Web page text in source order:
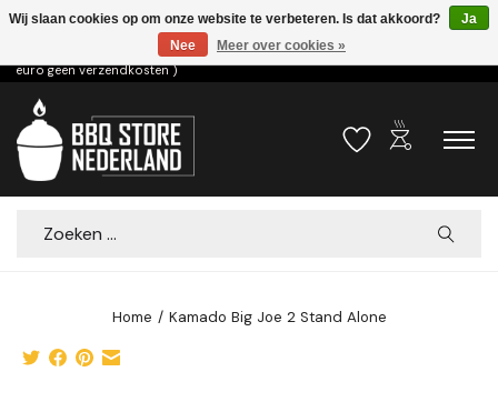
Voor 15.00u besteld dezelfde dag verzonden! ( 6,95 verzendkosten, vanaf 75
euro geen verzendkosten )
Verlanglijst
outdoor_grill
Zoeken
Home / Kamado Big Joe 2 Stand Alone
Wij slaan cookies op om onze website te verbeteren. Is dat akkoord?
Ja
Nee
Meer over cookies »